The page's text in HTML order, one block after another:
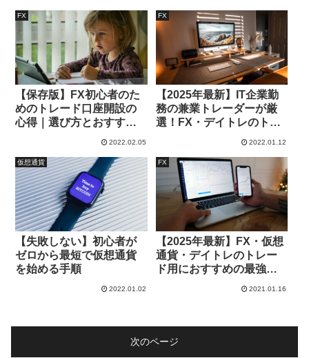
FX
【保存版】FX初心者のた
めのトレード口座開設の
心得｜選び方とおすすめ
2022.02.05
FX
【2025年最新】IT企業勤
務の兼業トレーダーが厳
選！FX・デイトレのトレ
コンも紹介
2022.01.12
仮想通貨
【失敗しない】初心者が
ゼロから最短で仮想通貨
を始める手順
2022.01.02
FX
【2025年最新】FX・仮想
通貨・デイトレのトレー
ド用におすすめの最強ノ
2021.01.16
次のページ